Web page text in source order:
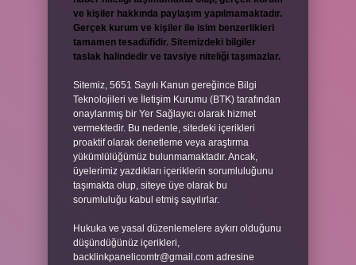
ve kişiler hakkında paylaşım yapılmamaktadır.
Gerçek kurum ve kişiler ile isim benzerlikleri
tamamen tesadüfidir. Sitemizdeki bilgiler
taslak halindedir ve tavsiye niteliği taşımazlar.
Sitemiz, 5651 Sayılı Kanun gereğince Bilgi
Teknolojileri ve İletişim Kurumu (BTK) tarafından
onaylanmış bir Yer Sağlayıcı olarak hizmet
vermektedir. Bu nedenle, sitedeki içerikleri
proaktif olarak denetleme veya araştırma
yükümlülüğümüz bulunmamaktadır. Ancak,
üyelerimiz yazdıkları içeriklerin sorumluluğunu
taşımakta olup, siteye üye olarak bu
sorumluluğu kabul etmiş sayılırlar.
Hukuka ve yasal düzenlemelere aykırı olduğunu
düşündüğünüz içerikleri,
backlinkpanelicomtr@gmail.com adresine